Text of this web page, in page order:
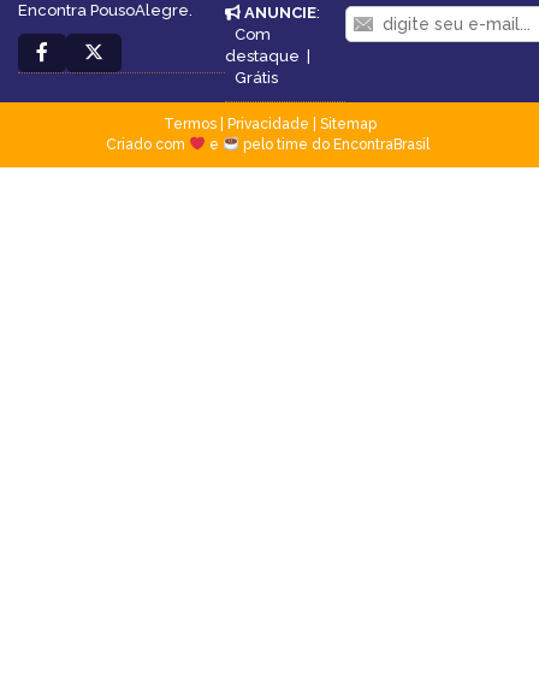
Encontra PousoAlegre.
ANUNCIE:
Com
destaque
Grátis
Termos| Privacidade
Sitemap
Criado com
e pelo time do EncontraBrasil